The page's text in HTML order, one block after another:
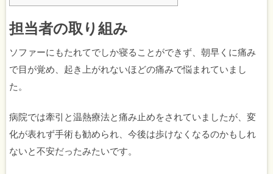
担当者の取り組み
ソファーにもたれてでしか寝ることができず、朝早くに痛み
で目が覚め、起き上がれないほどの痛みで悩まれていまし
た。
病院では牽引と温熱療法と痛み止めをされていましたが、変
化が表れず手術も勧められ、今後は歩けなくなるのかもしれ
ないと不安だったみたいです。